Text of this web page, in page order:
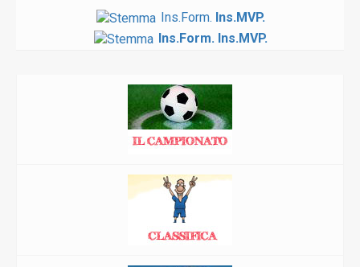
Ins.Form. Ins.MVP.
Ins.Form. Ins.MVP.